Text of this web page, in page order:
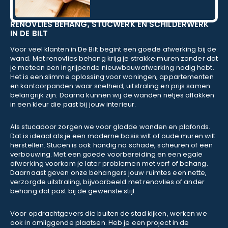
RENOVLIES BEHANG, STUCWERK EN SCHILDERWERK
IN DE BILT
Voor veel klanten in De Bilt begint een goede afwerking bij de
wand. Met renovlies behang krijg je strakke muren zonder dat
je meteen een ingrijpende nieuwbouwafwerking nodig hebt.
Het is een slimme oplossing voor woningen, appartementen
en kantoorpanden waar snelheid, uitstraling en prijs samen
belangrijk zijn. Daarna kunnen wij de wanden netjes aflakken
in een kleur die past bij jouw interieur.
Als stucadoor zorgen we voor gladde wanden en plafonds.
Dat is ideaal als je een moderne basis wilt of oude muren wilt
herstellen. Stucen is ook handig na schade, scheuren of een
verbouwing. Met een goede voorbereiding en een egale
afwerking voorkom je later problemen met verf of behang.
Daarnaast geven onze behangers jouw ruimtes een nette,
verzorgde uitstraling, bijvoorbeeld met renovlies of ander
behang dat past bij de gewenste stijl.
Voor opdrachtgevers die buiten de stad kijken, werken we
ook in omliggende plaatsen. Heb je een project in de